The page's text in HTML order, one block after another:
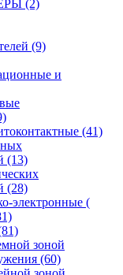
(2)
(9)
и
(41)
(13)
(28)
электронные (
зоной
(60)